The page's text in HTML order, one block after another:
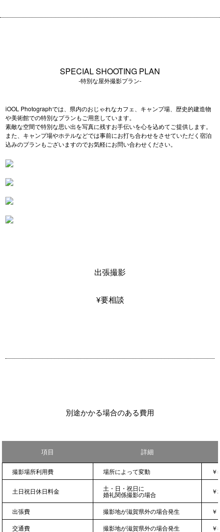
SPECIAL SHOOTING PLAN
-特別な屋外撮影プラン-
iOOL Photographでは、県内のおじゃれなカフェ、キャンプ場、歴史的建造物
や美術館での特別なプランもご用意しています。
素敵な空間で特別な思い出を写真に残すお手伝いを心を込めてご提供します。
また、キャンプ場やホテルなどでは事前にお打ち合わせをさせていただく宿泊
込みのプランもございますのでお気軽にお問い合わせください。
出張撮影
¥要相談
別途かかる場合のある費用
項目 詳細
撮影場所利用費 場所によって変動
土日祝日休日料金 土・日・祝日に
婚礼関係撮影の場合
出張費 撮影地が滋賀県外の場合発生
交通費
撮影地が滋賀県外の場合発生